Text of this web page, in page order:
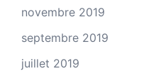
novembre 2019
septembre 2019
juillet 2019